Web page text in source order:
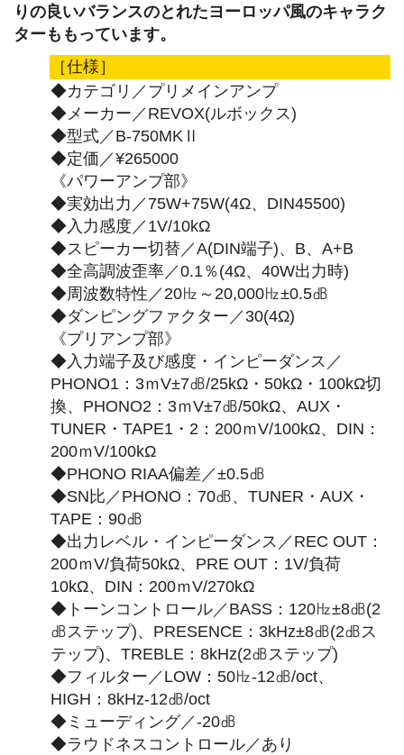
りの良いバランスのとれたヨーロッパ風のキャラク
ターももっています。
［仕様］
◆カテゴリ／プリメインアンプ
◆メーカー／REVOX(ルボックス)
◆型式／B-750MKⅡ
◆定価／¥265000
《パワーアンプ部》
◆実効出力／75W+75W(4Ω、DIN45500)
◆入力感度／1V/10kΩ
◆スピーカー切替／A(DIN端子)、B、A+B
◆全高調波歪率／0.1％(4Ω、40W出力時)
◆周波数特性／20㎐～20,000㎐±0.5㏈
◆ダンピングファクター／30(4Ω)
《プリアンプ部》
◆入力端子及び感度・インピーダンス／
PHONO1：3ｍV±7㏈/25kΩ・50kΩ・100kΩ切
換、PHONO2：3ｍV±7㏈/50kΩ、AUX・
TUNER・TAPE1・2：200ｍV/100kΩ、DIN：
200ｍV/100kΩ
◆PHONO RIAA偏差／±0.5㏈
◆SN比／PHONO：70㏈、TUNER・AUX・
TAPE：90㏈
◆出力レベル・インピーダンス／REC OUT：
200ｍV/負荷50kΩ、PRE OUT：1V/負荷
10kΩ、DIN：200ｍV/270kΩ
◆トーンコントロール／BASS：120㎐±8㏈(2
㏈ステップ)、PRESENCE：3kHz±8㏈(2㏈ス
テップ)、TREBLE：8kHz(2㏈ステップ)
◆フィルター／LOW：50㎐-12㏈/oct、
HIGH：8kHz-12㏈/oct
◆ミューディング／-20㏈
◆ラウドネスコントロール／あり